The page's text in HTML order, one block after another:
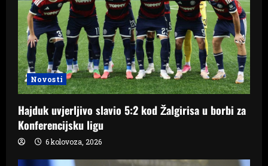
Novosti
Hajduk uvjerljivo slavio 5:2 kod Žalgirisa u borbi za
Konferencijsku ligu
6 kolovoza, 2026